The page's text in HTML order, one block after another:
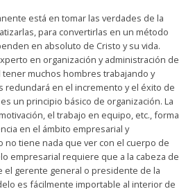
está en tomar las verdades de la
para convertirlas en un método
en absoluto de Cristo y su vida.
en organización y administración de
muchos hombres trabajando y
redundará en el incremento y el éxito de
un principio básico de organización. La
el trabajo en equipo, etc., forma
en el ámbito empresarial y
no tiene nada que ver con el cuerpo de
empresarial requiere que a la cabeza de
el gerente general o presidente de la
es fácilmente importable al interior de